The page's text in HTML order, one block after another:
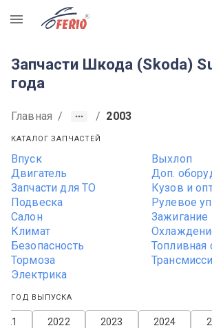
R
Запчасти Шкода (Skoda)
года
Главная / / 2003
КАТАЛОГ ЗАПЧАСТЕЙ
Впуск
Выхлоп
Двигатель
Доп.
Запчасти для ТО
Кузов и
Подвеска
Рулевое
Салон
Зажигание
Климат
Безопасность
Топливная
Тормоза
Электрика
ГОД ВЫПУСКА
2024
2023
2022